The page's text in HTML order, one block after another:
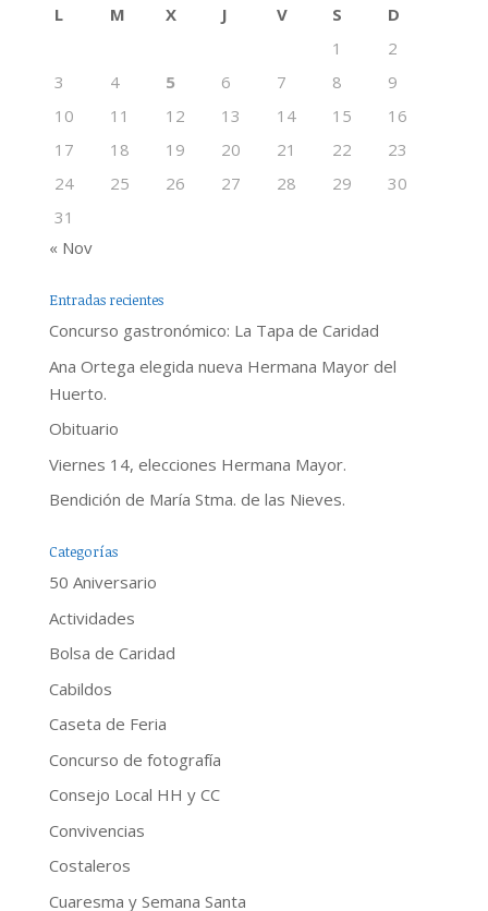
L M X J V S
D
1
2
3
4 5 6 7 8
9
10
11 12 13 14 15
16
17
18 19 20 21 22
23
24
25 26 27 28 29
30
31
« Nov
Entradas recientes
Concurso gastronómico: La Tapa de Caridad
Ana Ortega elegida nueva Hermana Mayor del
Huerto.
Obituario
Viernes 14, elecciones Hermana Mayor.
Bendición de María Stma. de las Nieves.
Categorías
50 Aniversario
Actividades
Bolsa de Caridad
Cabildos
Caseta de Feria
Concurso de fotografía
Consejo Local HH y CC
Convivencias
Costaleros
Cuaresma y Semana Santa